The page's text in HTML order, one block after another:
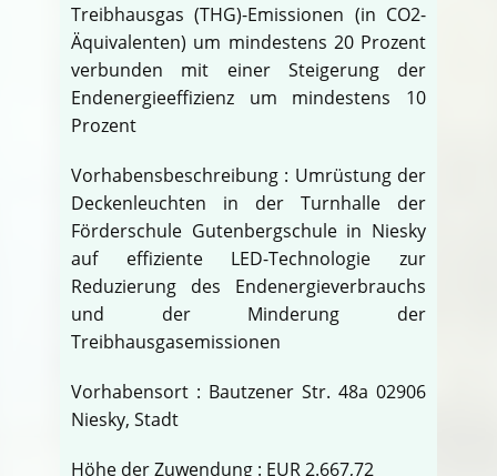
Treibhausgas (THG)-Emissionen (in CO2-
Äquivalenten) um mindestens 20 Prozent
verbunden mit einer Steigerung der
Endenergieeffizienz um mindestens 10
Prozent
Vorhabensbeschreibung : Umrüstung der
Deckenleuchten in der Turnhalle der
Förderschule Gutenbergschule in Niesky
auf effiziente LED-Technologie zur
Reduzierung des Endenergieverbrauchs
und der Minderung der
Treibhausgasemissionen
Vorhabensort : Bautzener Str. 48a 02906
Niesky, Stadt
Höhe der Zuwendung : EUR 2.667,72